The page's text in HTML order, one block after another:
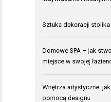
Sztuka dekoracji
Domowe SPA – jak
miejsce w swojej
Wnętrza artystyczne:
pomocą designu